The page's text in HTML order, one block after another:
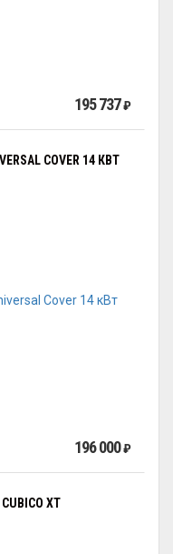
195 737₽
COVER 14 КВТ
196 000₽
XT